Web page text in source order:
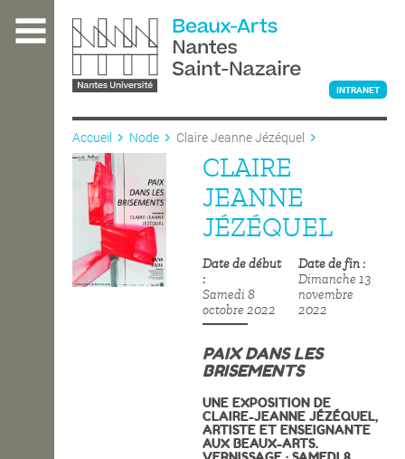
contenu
L'ÉCOLE
ENSEIGNEMENT
INTRANET
Accueil Node Claire Jeanne Jézéquel
CLAIRE
JEANNE
JÉZÉQUEL
Date de début
Samedi 8
octobre 2022
Date de fin
Dimanche 13
novembre
2022
PAIX DANS LES
BRISEMENTS
UNE EXPOSITION DE
CLAIRE-JEANNE JÉZÉQUEL,
ARTISTE ET ENSEIGNANTE
AUX BEAUX-ARTS.